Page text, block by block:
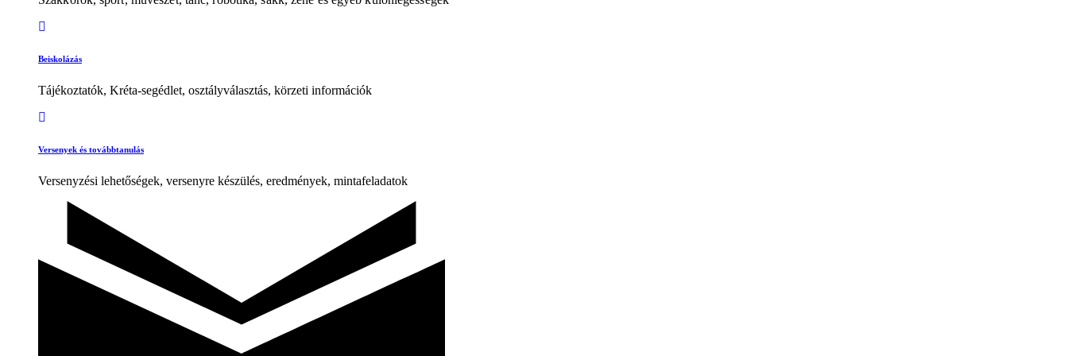
Beiskolázás
Tájékoztatók, Kréta-segédlet, osztályválasztás, körzeti információk
Versenyek és továbbtanulás
Versenyzési lehetőségek, versenyre készülés, eredmények, mintafeladatok